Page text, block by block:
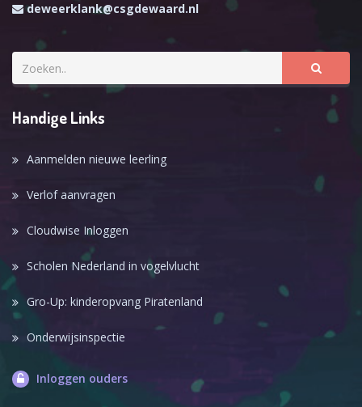
deweerklank@csgdewaard.nl
Handige Links
Aanmelden nieuwe leerling
Verlof aanvragen
Cloudwise Inloggen
Scholen Nederland in vogelvlucht
Gro-Up: kinderopvang Piratenland
Onderwijsinspectie
Inloggen ouders